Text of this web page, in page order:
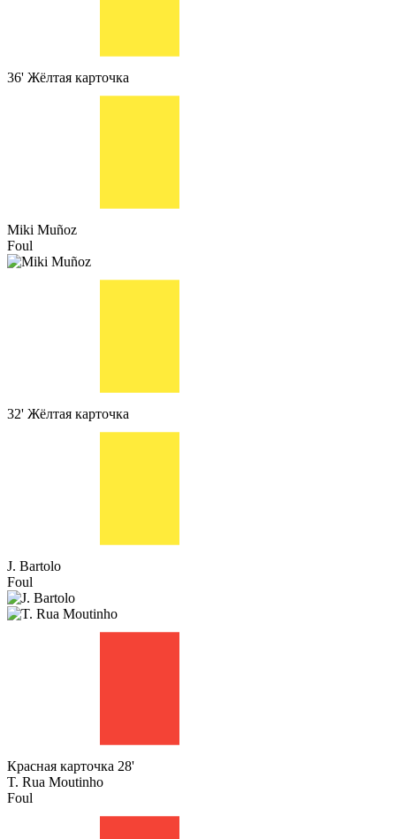
36' Жёлтая карточка
Miki Muñoz
Foul
32' Жёлтая карточка
J. Bartolo
Foul
Красная карточка 28'
T. Rua Moutinho
Foul